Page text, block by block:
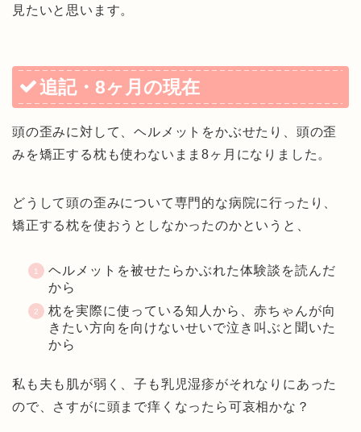
見たいと思います。
追記・8ヶ月の現在
頭の歪みに対して、ヘルメットをかぶせたり、頭の歪
みを矯正する枕も使わないまま8ヶ月になりました。
どうして頭の歪みについて専門的な病院に行ったり、
矯正する枕を使おうとしなかったのかというと、
ヘルメットを被せたらかぶれた体験談を読んだ
から
枕を実際に使っている知人から、赤ちゃんが向
きたい方向を向けないせいで泣き叫ぶと聞いた
から
私も夫も肌が弱く、子も乳児湿疹がそれなりにあった
ので、さすがに頭まで痒くなったら可哀相かな？